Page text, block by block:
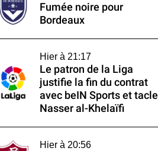
Fumée noire pour
Bordeaux
Hier à 21:17
Le patron de la Liga
justifie la fin du contrat
avec beIN Sports et tacle
Nasser al-Khelaïfi
Hier à 20:56